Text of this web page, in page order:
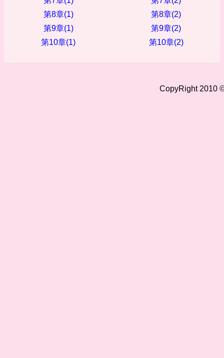
第8章(1)
第8章(2)
第9章(1)
第9章(2)
第10章(1)
第10章(2)
CopyRight 2010